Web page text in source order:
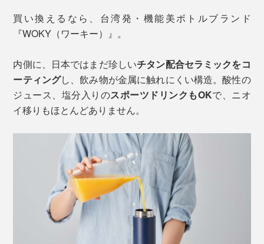
買い換えるなら、台湾発・機能美ボトルブランド
『WOKY（ワーキー）』。
内側に、日本ではまだ珍しいチタン配合セラミックをコ
ーティングし、飲み物が金属に触れにくい構造。酸性の
ジュース、塩分入りのスポーツドリンクもOKで、ニオ
イ移りもほとんどありません。